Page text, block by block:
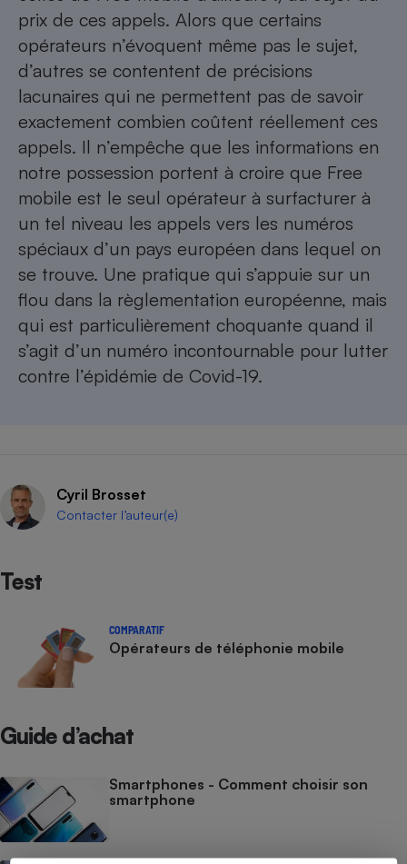
prix de ces appels. Alors que certains
opérateurs n’évoquent même pas le sujet,
d’autres se contentent de précisions
lacunaires qui ne permettent pas de savoir
exactement combien coûtent réellement ces
appels. Il n’empêche que les informations en
notre possession portent à croire que Free
mobile est le seul opérateur à surfacturer à
un tel niveau les appels vers les numéros
spéciaux d’un pays européen dans lequel on
se trouve. Une pratique qui s’appuie sur un
flou dans la règlementation européenne, mais
qui est particulièrement choquante quand il
s’agit d’un numéro incontournable pour lutter
contre l’épidémie de Covid-19.
Cyril Brosset
Contacter l’auteur(e)
Test
COMPARATIF
Opérateurs de téléphonie mobile
Guide d’achat
Smartphones - Comment choisir son
smartphone